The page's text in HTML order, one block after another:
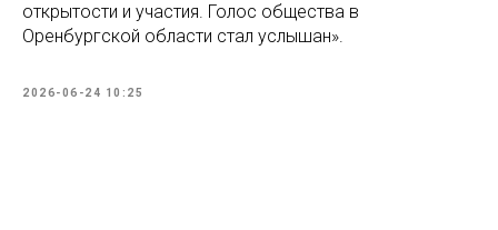
открытости и участия. Голос общества в
Оренбургской области стал услышан».
2026-06-24 10:25